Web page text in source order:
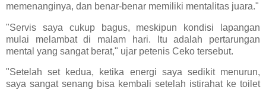
memenanginya, dan benar-benar memiliki mentalitas juara."
"Servis saya cukup bagus, meskipun kondisi lapangan
mulai melambat di malam hari. Itu adalah pertarungan
mental yang sangat berat," ujar petenis Ceko tersebut.
"Setelah set kedua, ketika energi saya sedikit menurun,
saya sangat senang bisa kembali setelah istirahat ke toilet